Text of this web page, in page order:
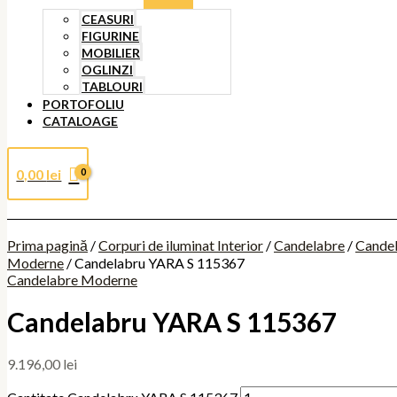
CEASURI
FIGURINE
MOBILIER
OGLINZI
TABLOURI
PORTOFOLIU
CATALOAGE
0,00 lei
Prima pagină /Corpuri de iluminat Interior /Candelabre /
Moderne / Candelabru YARA S 115367
Candelabre Moderne
Candelabru YARA S 115367
9.196,00 lei